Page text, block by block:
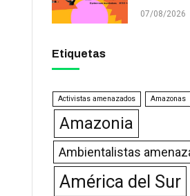
07/08/2026
Etiquetas
Activistas amenazados Amazonas
Amazonia
Ambientalistas
América del Sur